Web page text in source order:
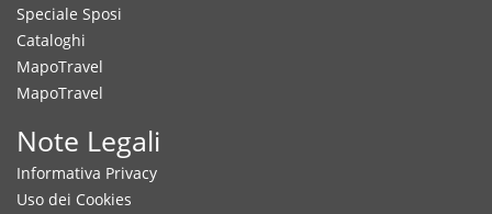
Speciale Sposi
Cataloghi
MapoTravel
MapoTravel
Note Legali
Informativa Privacy
Uso dei Cookies